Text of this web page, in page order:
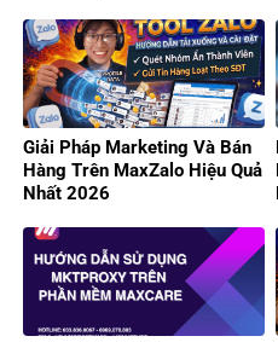
Giải Pháp Marketing Và Bán
Hàng Trên MaxZalo Hiệu Quả
Nhất 2026